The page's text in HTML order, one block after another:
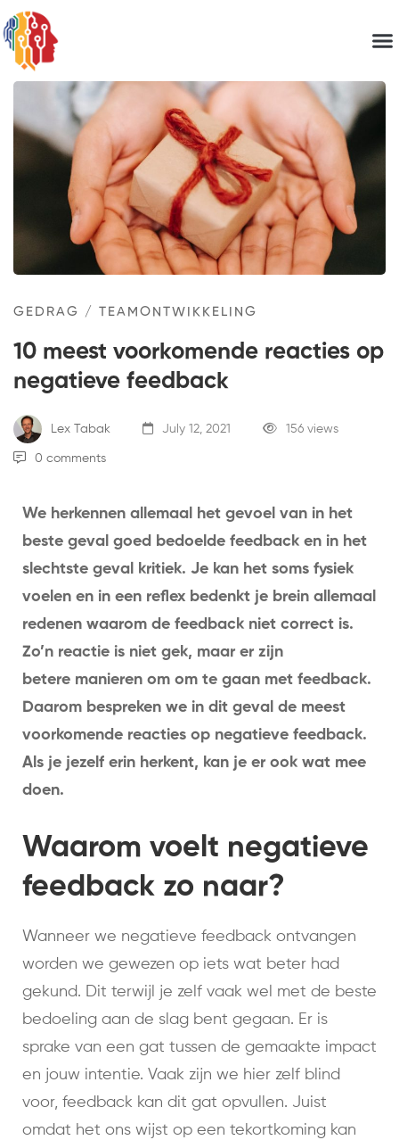
GEDRAG / TEAMONTWIKKELING
10 meest voorkomende reacties op
negatieve feedback
Lex Tabak July 12, 2021 156 views
0 comments
We herkennen allemaal het gevoel van in het
beste geval goed bedoelde feedback en in het
slechtste geval kritiek. Je kan het soms fysiek
voelen en in een reflex bedenkt je brein allemaal
redenen waarom de feedback niet correct is.
Zo’n reactie is niet gek, maar er zijn
betere manieren om om te gaan met feedback.
Daarom bespreken we in dit geval de meest
voorkomende reacties op negatieve feedback.
Als je jezelf erin herkent, kan je er ook wat mee
doen.
Waarom voelt negatieve
feedback zo naar?
Wanneer we negatieve feedback ontvangen
worden we gewezen op iets wat beter had
gekund. Dit terwijl je zelf vaak wel met de beste
bedoeling aan de slag bent gegaan. Er is
sprake van een gat tussen de gemaakte impact
en jouw intentie. Vaak zijn we hier zelf blind
voor, feedback kan dit gat opvullen. Juist
omdat het ons wijst op een tekortkoming kan